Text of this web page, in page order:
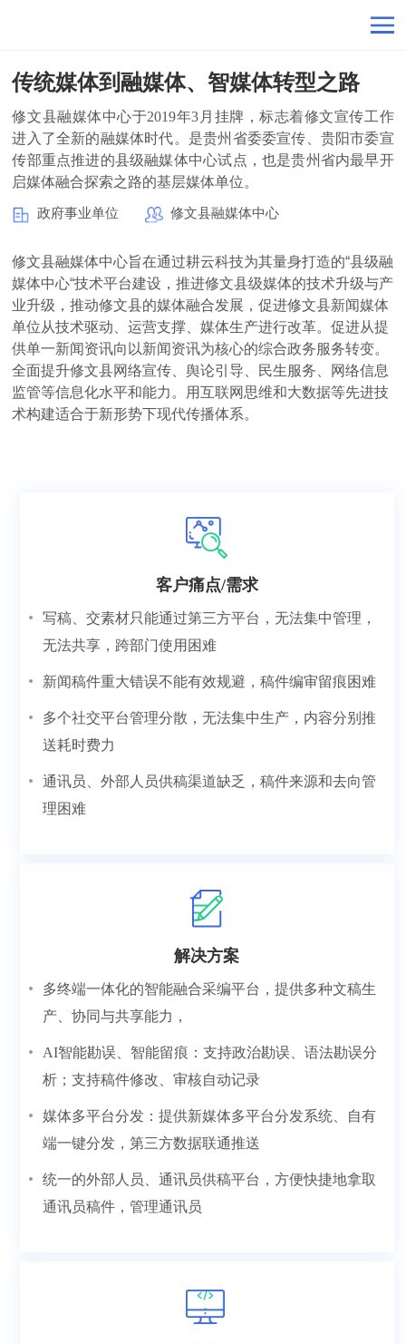
传统媒体到融媒体、智媒体转型之路
修文县融媒体中心于2019年3月挂牌，标志着修文宣传工作
进入了全新的融媒体时代。是贵州省委委宣传、贵阳市委宣
传部重点推进的县级融媒体中心试点，也是贵州省内最早开
启媒体融合探索之路的基层媒体单位。
政府事业单位 修文县融媒体中心
修文县融媒体中心旨在通过耕云科技为其量身打造的“县级融
媒体中心“技术平台建设，推进修文县级媒体的技术升级与产
业升级，推动修文县的媒体融合发展，促进修文县新闻媒体
单位从技术驱动、运营支撑、媒体生产进行改革。促进从提
供单一新闻资讯向以新闻资讯为核心的综合政务服务转变。
全面提升修文县网络宣传、舆论引导、民生服务、网络信息
监管等信息化水平和能力。用互联网思维和大数据等先进技
术构建适合于新形势下现代传播体系。
客户痛点/需求
写稿、交素材只能通过第三方平台，无法集中管理，
无法共享，跨部门使用困难
新闻稿件重大错误不能有效规避，稿件编审留痕困难
多个社交平台管理分散，无法集中生产，内容分别推
送耗时费力
通讯员、外部人员供稿渠道缺乏，稿件来源和去向管
理困难
解决方案
多终端一体化的智能融合采编平台，提供多种文稿生
产、协同与共享能力，
AI智能勘误、智能留痕：支持政治勘误、语法勘误分
析；支持稿件修改、审核自动记录
媒体多平台分发：提供新媒体多平台分发系统、自有
端一键分发，第三方数据联通推送
统一的外部人员、通讯员供稿平台，方便快捷地拿取
通讯员稿件，管理通讯员